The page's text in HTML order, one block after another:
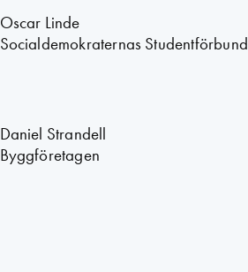
Oscar Linde
Socialdemokraternas Studentförbund
Daniel Strandell
Byggföretagen